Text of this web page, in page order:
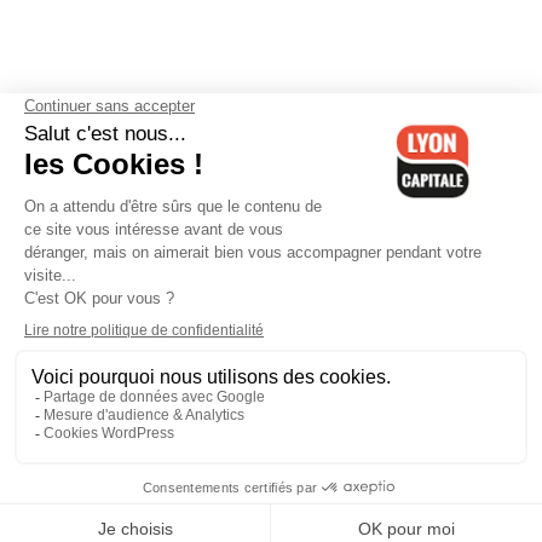
Contactez-nous-Mentions légales-CGV-Politique de
confidentialité-Gestion des cookies
Cedex 06